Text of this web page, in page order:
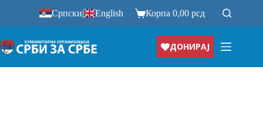
Српски| English Корпа0,00рсд
ДОНИРАЈ